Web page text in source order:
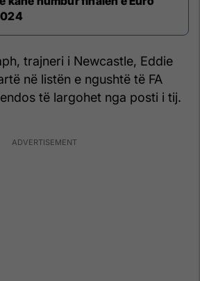
trajneri i Newcastle, Eddie
në listën e ngushtë të FA
të largohet nga posti i tij.